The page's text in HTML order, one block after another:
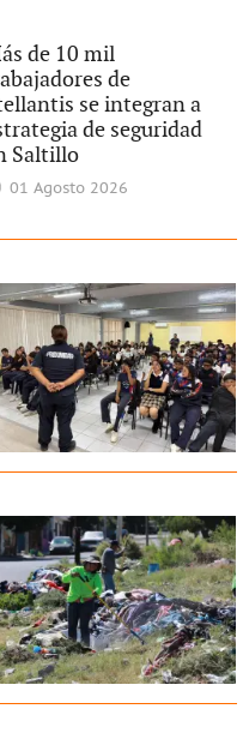
de 10 mil
de
se integran a
de seguridad
Saltillo
01 Agosto 2026